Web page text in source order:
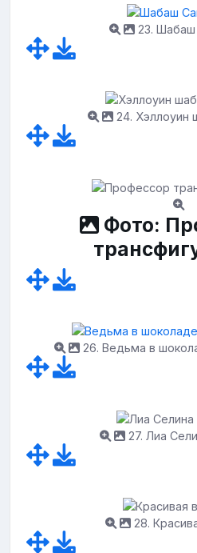
23.
24. Хэллоуин
Фото:
26. Ведьма в
27. Лиа
28.